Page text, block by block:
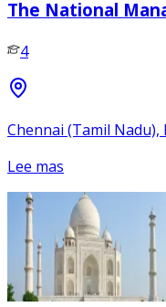
The National
4
Chennai (Tamil Nadu),
Lee mas